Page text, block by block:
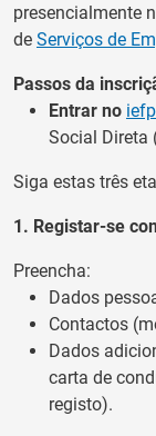
presencialmente
de Serviços de
Passos da
Entrar no
Social Direta
Siga estas três
1. Registar-se
Preencha:
Dados
Contactos
Dados
carta de
registo).